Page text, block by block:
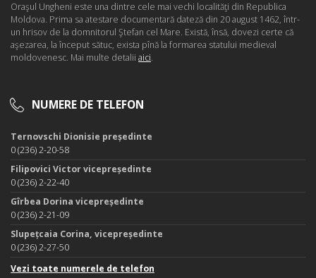
Oraşul Ungheni este una dintre cele mai vechi localităţi din Republica
Moldova. Prima sa atestare documentară dateză din 20 august 1462, într-
un hrisov de la domnitorul Ştefan cel Mare. Există, însă, dovezi certe că
aşezarea, la început sătuc, exista pînă la formarea statului medieval
moldovenesc. Mai multe detalii aici.
NUMERE DE TELEFON
Ternovschi Dionisie președinte
0 (236) 2-20-58
Filipovici Victor vicepreședinte
0 (236) 2-22-40
Gîrbea Dorina vicepreședinte
0 (236) 2-21-09
Slupețcaia Corina, vicepreședinte
0 (236) 2-27-50
Vezi toate numerele de telefon